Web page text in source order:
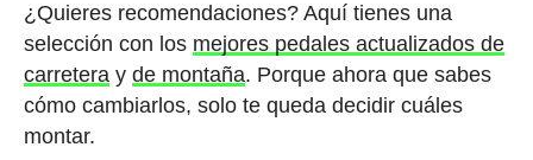
¿Quieres recomendaciones? Aquí tienes una
selección con los mejores pedales actualizados de
carreteray de montaña. Porque ahora que sabes
cómo cambiarlos, solo te queda decidir cuáles
montar.